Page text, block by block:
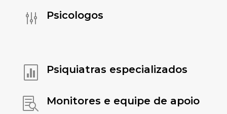
g Psicologos
 Psiquiatras especializados
 Monitores e equipe de apoio